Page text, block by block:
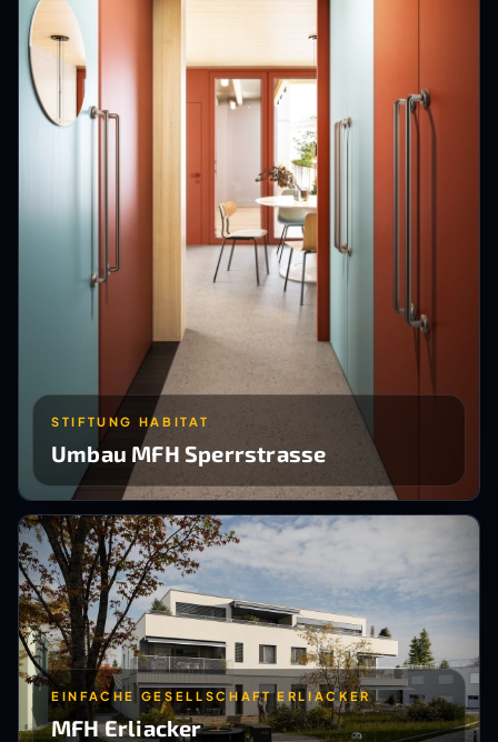
STIFTUNG HABITAT
Umbau MFH Sperrstrasse
EINFACHE GESELLSCHAFT ERLIACKER
MFH Erliacker